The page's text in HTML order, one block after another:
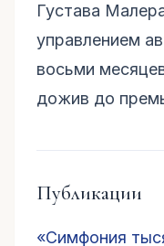
Густава
управлением
восьми
дожив до
Публикации
«Симфония